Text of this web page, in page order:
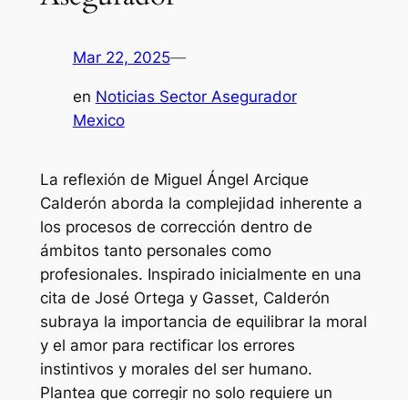
Mar 22, 2025—
en Noticias Sector Asegurador
Mexico
La reflexión de Miguel Ángel Arcique
Calderón aborda la complejidad inherente a
los procesos de corrección dentro de
ámbitos tanto personales como
profesionales. Inspirado inicialmente en una
cita de José Ortega y Gasset, Calderón
subraya la importancia de equilibrar la moral
y el amor para rectificar los errores
instintivos y morales del ser humano.
Plantea que corregir no solo requiere un